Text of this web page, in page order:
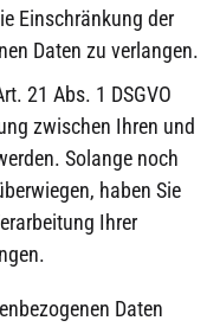
Einschränkung der
Daten zu verlangen.
21 Abs. 1 DSGVO
zwischen Ihren und
Solange noch
haben Sie
Ihrer
Daten